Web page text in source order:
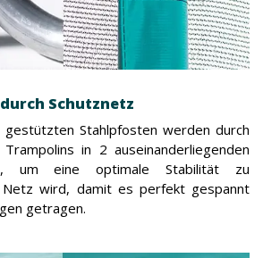
Schutznetz
Stahlpfosten werden durch
in 2 auseinanderliegenden
um eine optimale Stabilität zu
Netz wird, damit es perfekt gespannt
getragen.